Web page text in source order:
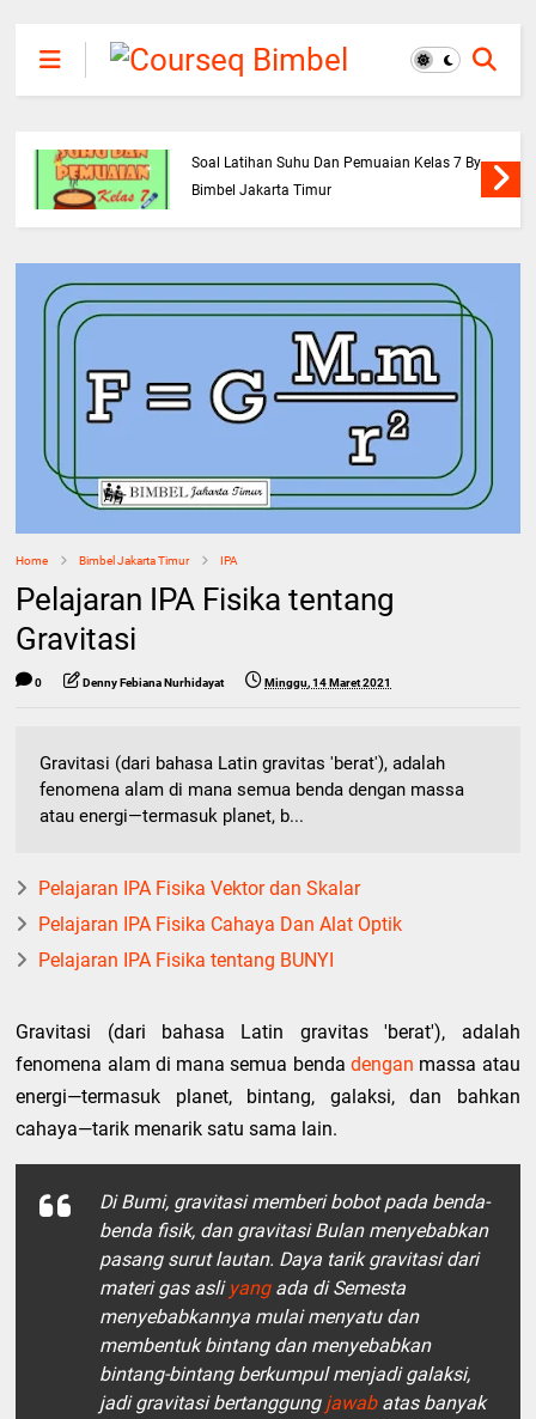
Soal Latihan Suhu Dan Pemuaian Kelas 7 By
Bimbel Jakarta Timur
Home Bimbel Jakarta Timur IPA
Pelajaran IPA Fisika tentang
Gravitasi
0 Denny Febiana Nurhidayat Minggu, 14 Maret 2021
Gravitasi (dari bahasa Latin gravitas 'berat'), adalah
fenomena alam di mana semua benda dengan massa
atau energi—termasuk planet, b...
Pelajaran IPA Fisika Vektor dan Skalar
Pelajaran IPA Fisika Cahaya Dan Alat Optik
Pelajaran IPA Fisika tentang BUNYI
Gravitasi (dari bahasa Latin gravitas 'berat'), adalah
fenomena alam di mana semua bendadengan massa atau
energi—termasuk planet, bintang, galaksi, dan bahkan
cahaya—tarik menarik satu sama lain.
Di Bumi, gravitasi memberi bobot pada benda-
benda fisik, dan gravitasi Bulan menyebabkan
pasang surut lautan. Daya tarik gravitasi dari
materi gas asli yangada di Semesta
menyebabkannya mulai menyatu dan
membentuk bintang dan menyebabkan
bintang-bintang berkumpul menjadi galaksi,
jadi gravitasi bertanggung jawabatas banyak